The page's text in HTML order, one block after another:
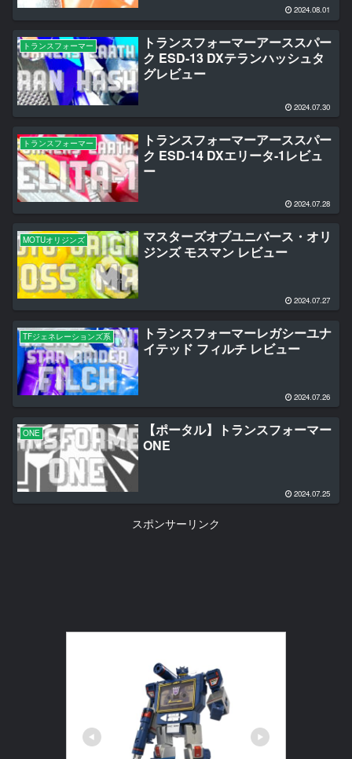
2024.08.01
トランスフォーマー
トランスフォーマーアーススパー
ク ESD-13 DXテランハッシュタ
グレビュー
2024.07.30
トランスフォーマー
トランスフォーマーアーススパー
ク ESD-14 DXエリータ-1レビュ
ー
2024.07.28
MOTUオリジンズ
マスターズオブユニバース・オリ
ジンズ モスマン レビュー
2024.07.27
TFジェネレーションズ系
トランスフォーマーレガシーユナ
イテッド フィルチ レビュー
2024.07.26
ONE
【ポータル】トランスフォーマー
ONE
2024.07.25
スポンサーリンク